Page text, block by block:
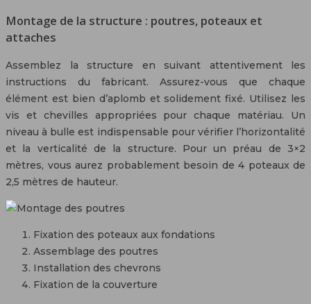
Montage de la structure : poutres, poteaux et
attaches
Assemblez la structure en suivant attentivement les
instructions du fabricant. Assurez-vous que chaque
élément est bien d’aplomb et solidement fixé. Utilisez les
vis et chevilles appropriées pour chaque matériau. Un
niveau à bulle est indispensable pour vérifier l’horizontalité
et la verticalité de la structure. Pour un préau de 3×2
mètres, vous aurez probablement besoin de 4 poteaux de
2,5 mètres de hauteur.
Fixation des poteaux aux fondations
Assemblage des poutres
Installation des chevrons
Fixation de la couverture